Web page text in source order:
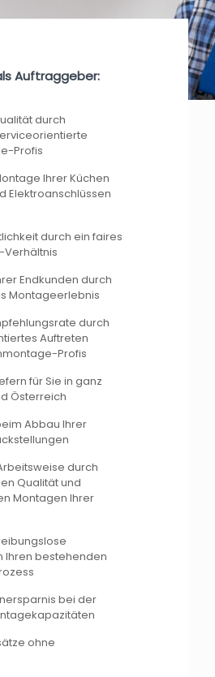
Auftraggeber:
durch
Profis
Ihrer Küchen
Elektroanschlüssen
durch ein faires
Verhältnis
Endkunden durch
Montageerlebnis
durch
Auftreten
Profis
für Sie in ganz
Österreich
Abbau Ihrer
durch
Qualität und
Montagen Ihrer
Ihren bestehenden
bei der
ohne